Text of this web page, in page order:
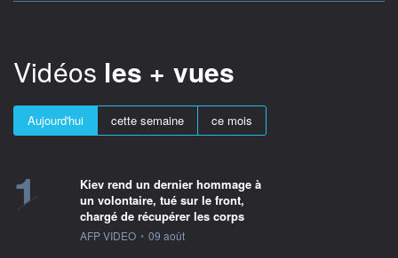
Vidéos les + vues
Aujourd'hui cette semaine ce mois
1
Kiev rend un dernier hommage à
un volontaire, tué sur le front,
chargé de récupérer les corps
information fournie par
AFP VIDEO • 09 août